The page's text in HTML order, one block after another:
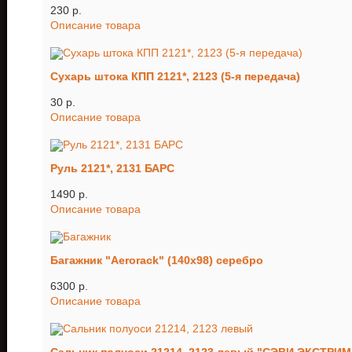
230 p.
Описание товара
Сухарь штока КПП 2121*, 2123 (5-я передача)
30 p.
Описание товара
Руль 2121*, 2131 БАРС
1490 p.
Описание товара
Багажник "Aerorack" (140х98) серебро
6300 p.
Описание товара